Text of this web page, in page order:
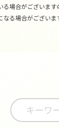
場合がございます
る場合がございま